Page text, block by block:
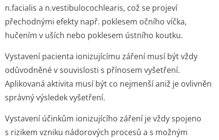
n.facialis a n.vestibulocochle­aris, což se projeví
přechodnými efekty např. poklesem očního víčka,
hučením v uších nebo poklesem ústního koutku.
Vystavení pacienta ionizujícímu záření musí být vždy
odůvodněné v souvislosti s přínosem vyšetření.
Aplikovaná aktivita musí být co nejmenší aniž je ovlivněn
správný výsledek vyšetření.
Vystavení účinkům ionizujícího záření je vždy spojeno
s rizikem vzniku nádorových procesů a s možným